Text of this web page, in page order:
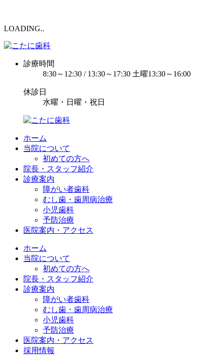
LOADING..
診療時間
8:30～12:30 / 13:30～17:30 土曜13:30～16:00
休診日
水曜・日曜・祝日
ホーム
当院について
初めての方へ
院長・スタッフ紹介
診療案内
障がい者歯科
むし歯・歯周病治療
小児歯科
予防治療
医院案内・アクセス
ホーム
当院について
初めての方へ
院長・スタッフ紹介
診療案内
障がい者歯科
むし歯・歯周病治療
小児歯科
予防治療
医院案内・アクセス
採用情報